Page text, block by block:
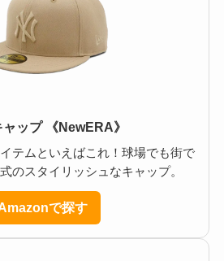
ップ 《NewERA》
テムといえばこれ！球場でも街で
のスタイリッシュなキャップ。
で探す